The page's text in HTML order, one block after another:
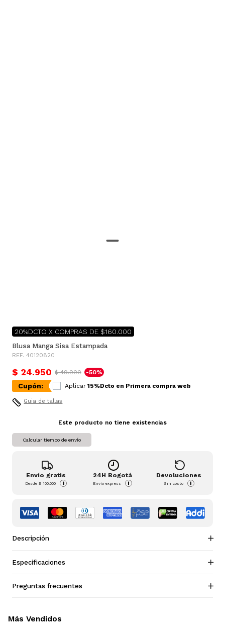
20%DCTO X COMPRAS DE $160.000
Blusa Manga Sisa Estampada
REF. 40120820
$ 24.950 $ 49.900 -50%
Cupón: Aplicar 15%Dcto en Primera compra web
Guia de tallas
Este producto no tiene existencias
Calcular tiempo de envío
Envío gratis
Desde$ 100.000 i
24H Bogotá
Envío express i
Devoluciones
Sin costo i
Descripción
Especificaciones
Preguntas frecuentes
Más Vendidos